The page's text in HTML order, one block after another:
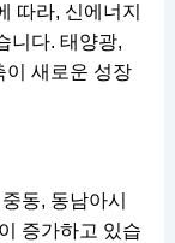
따라, 신에너지
니다. 태양광,
이 새로운 성장
동, 동남아시
증가하고 있습